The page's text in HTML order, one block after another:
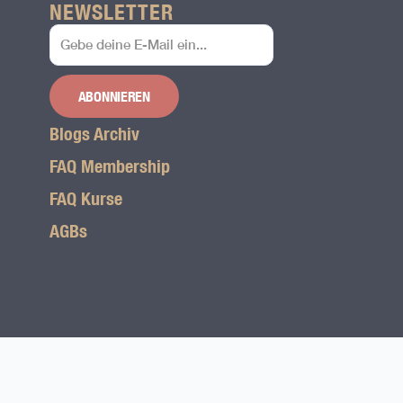
NEWSLETTER
ABONNIEREN
Blogs Archiv
FAQ Membership
FAQ Kurse
AGBs